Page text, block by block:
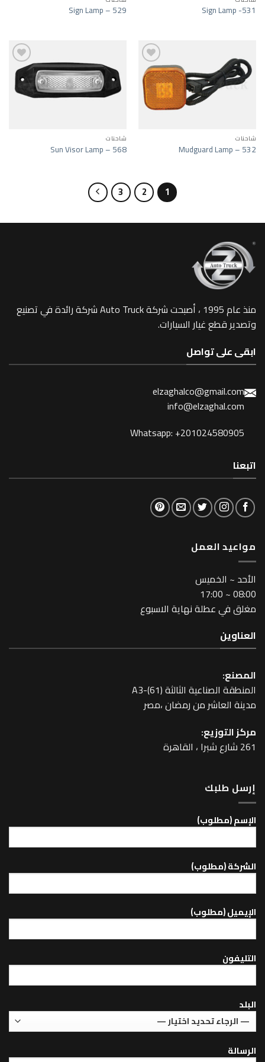
Sign Lamp -531
Sign Lamp – 529
Add to wishlist
شاحنات
Mudguard Lamp – 532
شاحنات
Sun Visor Lamp – 568
1
2
3
منذ عام 1995 ، أصبحت شركة Auto Truck شركة رائدة في تصنيع
وتصدير قطع غيار السيارات.
ابقى على تواصل
elzaghalco@gmail.com
info@elzaghal.com
Whatsapp: +201024580905
اتبعنا
مواعيد العمل
اﻷحد ~ الخميس
08:00 ~ 17:00
مغلق في عطلة نهاية الاسبوع
العناوين
المصنع:
المنطقة الصناعية الثالثة A3-(61)
مدينة العاشر من رمضان ،مصر
مركز التوزيع:
261 شارع شبرا ، القاهرة
إرسل طلبك
اﻹسم (مطلوب)
الشركة (مطلوب)
اﻹيميل (مطلوب)
التليفون
البلد
الرسالة